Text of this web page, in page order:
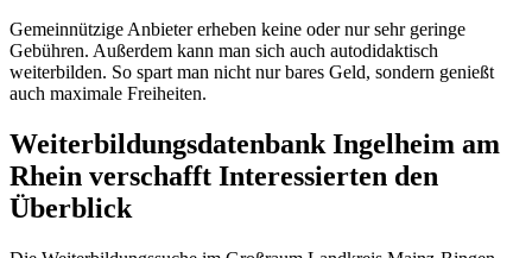
Gemeinnützige Anbieter erheben keine oder nur sehr geringe
Gebühren. Außerdem kann man sich auch autodidaktisch
weiterbilden. So spart man nicht nur bares Geld, sondern genießt
auch maximale Freiheiten.
Weiterbildungsdatenbank Ingelheim am
Rhein verschafft Interessierten den
Überblick